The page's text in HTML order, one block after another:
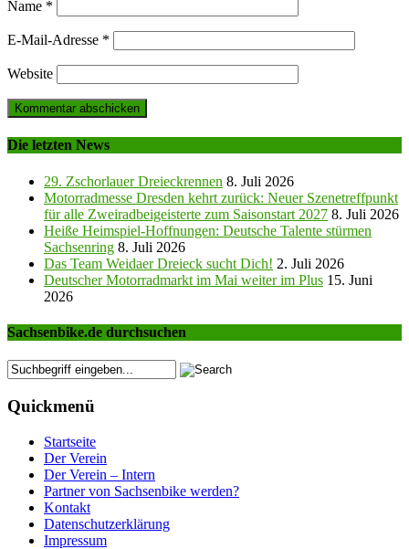
Name *
E-Mail-Adresse *
Website
Die letzten News
29. Zschorlauer Dreieckrennen 8. Juli 2026
Motorradmesse Dresden kehrt zurück: Neuer Szenetreffpunkt
für alle Zweiradbeigeisterte zum Saisonstart 2027 8. Juli 2026
Heiße Heimspiel-Hoffnungen: Deutsche Talente stürmen
Sachsenring 8. Juli 2026
Das Team Weidaer Dreieck sucht Dich! 2. Juli 2026
Deutscher Motorradmarkt im Mai weiter im Plus 15. Juni
2026
Sachsenbike.de durchsuchen
Quickmenü
Startseite
Der Verein
Der Verein – Intern
Partner von Sachsenbike werden?
Kontakt
Datenschutzerklärung
Impressum